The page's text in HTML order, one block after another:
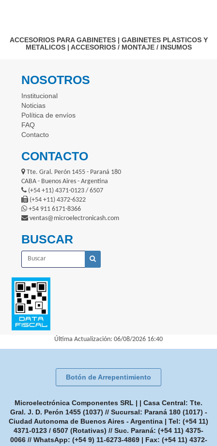
ACCESORIOS PARA GABINETES| GABINETES PLASTICOS Y
METALICOS| ACCESORIOS / MONTAJE / INSUMOS
NOSOTROS
Institucional
Noticias
Política de envíos
FAQ
Contacto
CONTACTO
Tte. Gral. Perón 1455 - Paraná 180
CABA - Buenos Aires - Argentina
(+54 +11) 4371-0123 / 6507
(+54 +11) 4372-6322
+54 911 6171-8366
ventas@microelectronicash.com
BUSCAR
Última Actualización: 06/08/2026 16:40
Botón de Arrepentimiento
Microelectrónica Componentes SRL | | Casa Central: Tte.
Gral. J. D. Perón 1455 (1037) // Sucursal: Paraná 180 (1017) -
Ciudad Autonoma de Buenos Aires - Argentina | Tel: (+54 11)
4371-0123 / 6507 (Rotativas) // Suc. Paraná: (+54 11) 4375-
0066 // WhatsApp: (+54 9) 11-6273-4869| Fax: (+54 11) 4372-